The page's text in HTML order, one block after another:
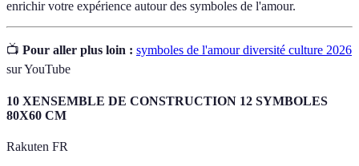
enrichir votre expérience autour des symboles de l'amour.
📺 Pour aller plus loin : symboles de l'amour diversité culture 2026
sur YouTube
10 XENSEMBLE DE CONSTRUCTION 12 SYMBOLES
80X60 CM
Rakuten FR